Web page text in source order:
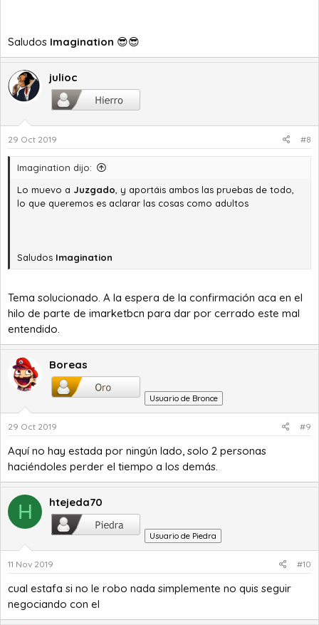
Saludos Imagination 😎😎
julioc
29 Oct 2019 #8
Imagination dijo:
Lo muevo a Juzgado , y aportáis ambos las pruebas de todo,
lo que queremos es aclarar las cosas como adultos
Saludos Imagination
Tema solucionado. A la espera de la confirmación aca en el
hilo de parte de imarketbcn para dar por cerrado este mal
entendido.
Boreas
Usuario de Bronce
29 Oct 2019 #9
Aquí no hay estada por ningún lado, solo 2 personas
haciéndoles perder el tiempo a los demás.
H htejeda70
Usuario de Piedra
11 Nov 2019 #10
cual estafa si no le robo nada simplemente no quis seguir
negociando con el